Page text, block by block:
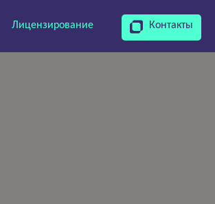
Лицензирование Контакты